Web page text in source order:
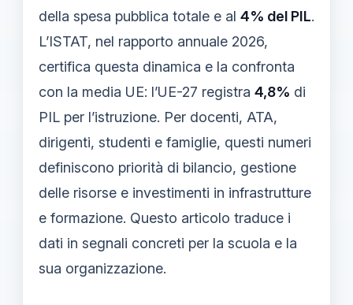
della spesa pubblica totale e al 4% del PIL.
L’ISTAT, nel rapporto annuale 2026,
certifica questa dinamica e la confronta
con la media UE: l’UE-27 registra 4,8% di
PIL per l’istruzione. Per docenti, ATA,
dirigenti, studenti e famiglie, questi numeri
definiscono priorità di bilancio, gestione
delle risorse e investimenti in infrastrutture
e formazione. Questo articolo traduce i
dati in segnali concreti per la scuola e la
sua organizzazione.